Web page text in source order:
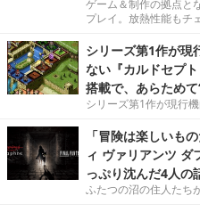
ゲーム＆制作の拠点と
プレイ。放熱性能もチ
シリーズ第1作が現
ない『カルドセプ
搭載で、あらため
シリーズ第1作が現行
「冒険は楽しいも
ィ ヴァリアンツ
っぷり沈んだ4人の
ふたつの沼の住人たち